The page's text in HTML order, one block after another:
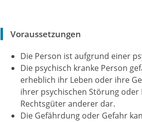
Voraussetzungen
Die Person ist aufgrund einer
Die psychisch kranke Person
erheblich ihr Leben oder ihre
ihrer psychischen Störung
Rechtsgüter anderer dar.
Die Gefährdung oder Gefahr